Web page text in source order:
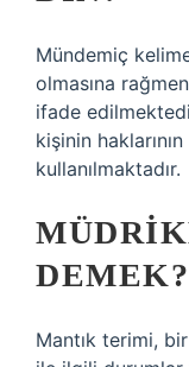
Mündemiç
olmasına
ifade
kişinin
kullanılmaktadır.
DEMEK?
Mantık terimi,